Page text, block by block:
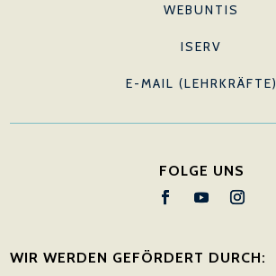
WEBUNTIS
ISERV
E-MAIL (LEHRKRÄFTE)
FOLGE UNS
WIR WERDEN GEFÖRDERT DURCH: